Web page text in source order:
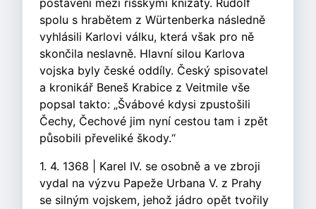
postavení mezi říšskými knížaty. Rudolf
spolu s hrabětem z Würtenberka následně
vyhlásili Karlovi válku, která však pro ně
skončila neslavně. Hlavní silou Karlova
vojska byly české oddíly. Český spisovatel
a kronikář Beneš Krabice z Veitmile vše
popsal takto: „Švábové kdysi zpustošili
Čechy, Čechové jim nyní cestou tam i zpět
působili převeliké škody.“
1. 4. 1368 | Karel IV. se osobně a ve zbroji
vydal na výzvu Papeže Urbana V. z Prahy
se silným vojskem, jehož jádro opět tvořily